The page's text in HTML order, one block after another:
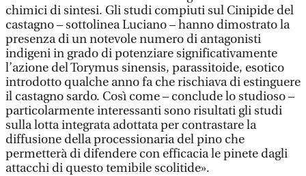
chimici di sintesi. Gli studi compiuti sul Cinipide del
castagno – sottolinea Luciano – hanno dimostrato la
presenza di un notevole numero di antagonisti
indigeni in grado di potenziare significativamente
l’azione del Torymus sinensis, parassitoide, esotico
introdotto qualche anno fa che rischiava di estinguere
il castagno sardo. Così come – conclude lo studioso –
particolarmente interessanti sono risultati gli studi
sulla lotta integrata adottata per contrastare la
diffusione della processionaria del pino che
permetterà di difendere con efficacia le pinete dagli
attacchi di questo temibile scolitide».